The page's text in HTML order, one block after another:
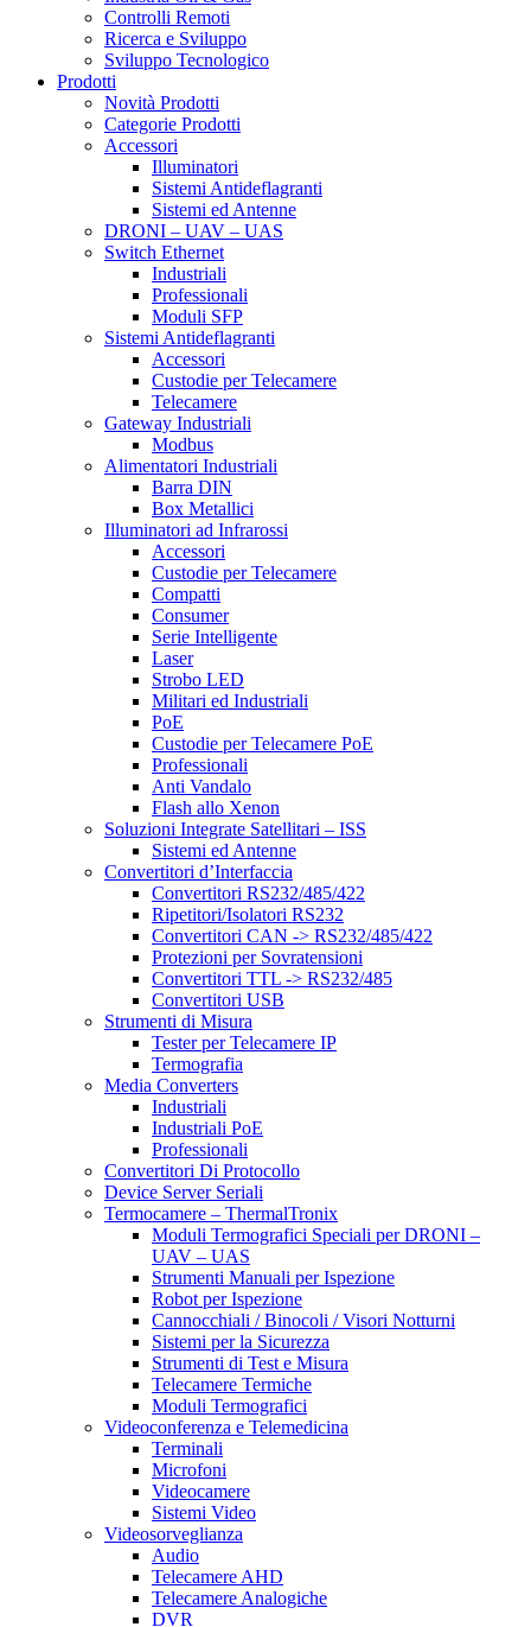
Controlli Remoti
Ricerca e Sviluppo
Sviluppo Tecnologico
Prodotti
Novità Prodotti
Categorie Prodotti
Accessori
Illuminatori
Sistemi Antideflagranti
Sistemi ed Antenne
DRONI – UAV – UAS
Switch Ethernet
Industriali
Professionali
Moduli SFP
Sistemi Antideflagranti
Accessori
Custodie per Telecamere
Telecamere
Gateway Industriali
Modbus
Alimentatori Industriali
Barra DIN
Box Metallici
Illuminatori ad Infrarossi
Accessori
Custodie per Telecamere
Compatti
Consumer
Serie Intelligente
Laser
Strobo LED
Militari ed Industriali
PoE
Custodie per Telecamere PoE
Professionali
Anti Vandalo
Flash allo Xenon
Soluzioni Integrate Satellitari – ISS
Sistemi ed Antenne
Convertitori d’Interfaccia
Convertitori RS232/485/422
Ripetitori/Isolatori RS232
Convertitori CAN -> RS232/485/422
Protezioni per Sovratensioni
Convertitori TTL -> RS232/485
Convertitori USB
Strumenti di Misura
Tester per Telecamere IP
Termografia
Media Converters
Industriali
Industriali PoE
Professionali
Convertitori Di Protocollo
Device Server Seriali
Termocamere – ThermalTronix
Moduli Termografici Speciali per DRONI –
UAV – UAS
Strumenti Manuali per Ispezione
Robot per Ispezione
Cannocchiali / Binocoli / Visori Notturni
Sistemi per la Sicurezza
Strumenti di Test e Misura
Telecamere Termiche
Moduli Termografici
Videoconferenza e Telemedicina
Terminali
Microfoni
Videocamere
Sistemi Video
Videosorveglianza
Audio
Telecamere AHD
Telecamere Analogiche
DVR